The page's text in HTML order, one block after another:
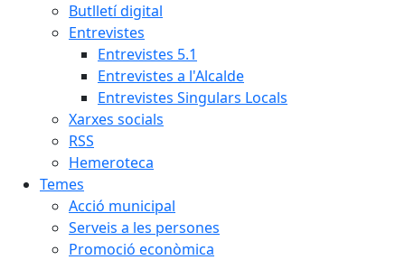
Butlletí digital
Entrevistes
Entrevistes 5.1
Entrevistes a l'Alcalde
Entrevistes Singulars Locals
Xarxes socials
RSS
Hemeroteca
Temes
Acció municipal
Serveis a les persones
Promoció econòmica